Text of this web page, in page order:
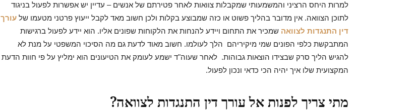
למרות היחס הרציני והמשמעותי שמקבלות צוואות לאחר פטירתם של אנשים – עדיין יש אפשרות לפעול בניגוד
לתוכן הצוואה. אין מדובר בהליך פשוט או כזה שמבוצע בקלות ולכן חשוב מאד לקבל ייעוץ פרטני מטעמו של עורך
דין התנגדות לצוואה שמכיר את התחום ויידע להנחות את הלקוחות שפונים אליו. הוא יידע לפעול ברגישות
המתבקשת כלפי הפונים שמי מיקיריהם הלך לעולמו. חשוב מאוד לדעת גם מה הסיכוי המשפטי על מנת לא
להגיש הליך סרק שבצידו הוצאות גבוהות. לאחר שעוה"ד ישמע לעומק את הטיעונים הוא ימליץ על פי חוות הדעת
המקצועית שלו איך יהיה הכי כדאי ונכון לפעול.
מתי צריך לפנות אל עורך דין התנגדות לצוואה?